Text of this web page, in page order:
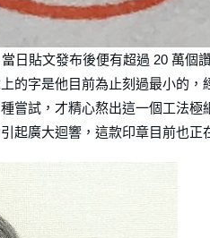
日貼文發布後便有超過 20 萬個
的字是他目前為止刻過最小的
試，才精心熬出這一個工法極
起廣大迴響，這款印章目前也正